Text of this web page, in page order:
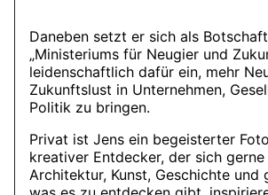
Daneben setzt er sich als
„Ministeriums für Neugier und
leidenschaftlich dafür ein, mehr
Zukunftslust in Unternehmen,
Politik zu bringen.
Privat ist Jens ein begeisterter
kreativer Entdecker, der sich
Architektur, Kunst, Geschichte und